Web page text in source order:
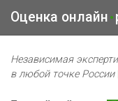
Оценка онлайн •
Независимая
в любой точке России